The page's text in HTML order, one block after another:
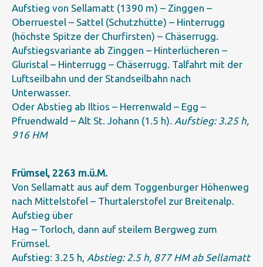
Aufstieg von Sellamatt (1390 m) – Zinggen –
Oberruestel – Sattel (Schutzhütte) – Hinterrugg
(höchste Spitze der Churfirsten) – Chäserrugg.
Aufstiegsvariante ab Zinggen – Hinterlücheren –
Gluristal – Hinterrugg – Chäserrugg. Talfahrt mit der
Luftseilbahn und der Standseilbahn nach
Unterwasser.
Oder Abstieg ab Iltios – Herrenwald – Egg –
Pfruendwald – Alt St. Johann (1.5 h). Aufstieg: 3.25 h,
916 HM
Frümsel, 2263 m.ü.M.
Von Sellamatt aus auf dem Toggenburger Höhenweg
nach Mittelstofel – Thurtalerstofel zur Breitenalp.
Aufstieg über
Hag – Torloch, dann auf steilem Bergweg zum
Frümsel.
Aufstieg: 3.25 h, Abstieg: 2.5 h, 877 HM ab Sellamatt